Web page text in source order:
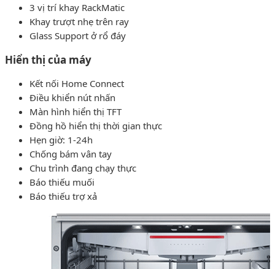
3 vị trí khay RackMatic
Khay trượt nhẹ trên ray
Glass Support ở rổ đáy
Hiển thị của máy
Kết nối Home Connect
Điều khiển nút nhấn
Màn hình hiển thị TFT
Đồng hồ hiển thị thời gian thực
Hẹn giờ: 1-24h
Chống bám vân tay
Chu trình đang chạy thực
Báo thiếu muối
Báo thiếu trợ xả